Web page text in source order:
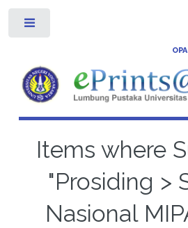
Items where
"Prosiding >
Nasional